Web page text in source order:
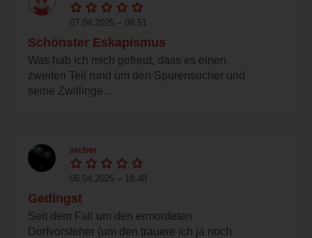
07.04.2025 – 08:51
Schönster Eskapismus
Was hab ich mich gefreut, dass es einen
zweiten Teil rund um den Spurensucher und
seine Zwillinge...
archer
05.04.2025 – 18:48
Gedingst
Seit dem Fall um den ermordeten
Dorfvorsteher (um den trauere ich ja noch